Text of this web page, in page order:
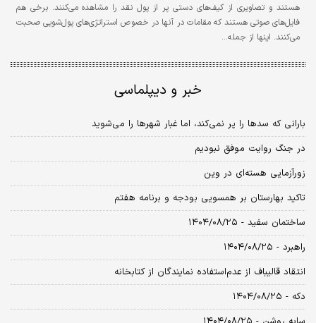
هستند و تصاویری از کیف‌های دستی پر از پول نقد را مشاهده می‌کنند. برخی هم
فایل‌های صوتی هستند که مقامات در آنها در خصوص استراتژی‌های پول‌شویی صحبت
می‌کنند. اینها از جمله…
خبر و دیپلماسی
بارانی که سدها را پر نمی‌کند، اما غبار شهرها را می‌شوید
در جنگ روایت موفق نبودیم
زورآزمایی هسته‌ای در وین
تاکید بهارستان بر همسویی بودجه و برنامه هفتم
ساختمان سفید - ۱۴۰۴/۰۸/۲۵
راهبرد - ۱۴۰۴/۰۸/۲۵
انتقاد قالیباف از عدم‌استفاده نمایندگان از کتابخانه
دکه - ۱۴۰۴/۰۸/۲۵